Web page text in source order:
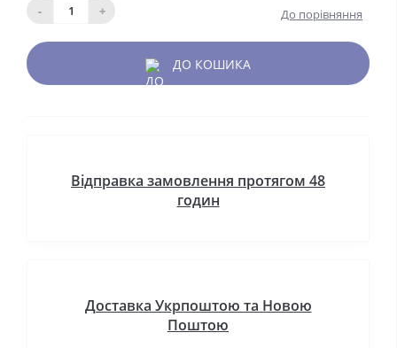
-
+
До порівняння
ДО КОШИКА
Відправка замовлення протягом 48
годин
Доставка Укрпоштою та Новою
Поштою